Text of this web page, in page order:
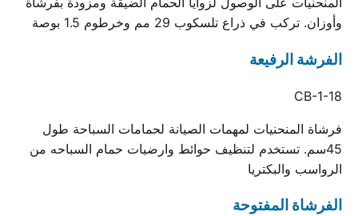
وأوزان. تركب في ذراع تلسكوب 29 مم وخرطوم 1.5 بوصة
الفرشة الرفيعة
CB-1-18
فرشاة المنحنيات لمهمات الصيانة لحمامات السباحة طول
45سم. تستخدم لتنظيف حوائط وارضيات حمام السباحه من
الرواسب والبكتريا
الفرشاة المفتوحة